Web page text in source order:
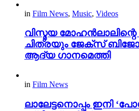
in Film News, Music, Videos
വിസ്മയ മോഹൻലാലിന്റെ
ചിത്രയും ജേക്സ്
ആദ്യ ഗാനമെത്തി
in Film News
ലാലേട്ടനൊപ്പം ഇനി